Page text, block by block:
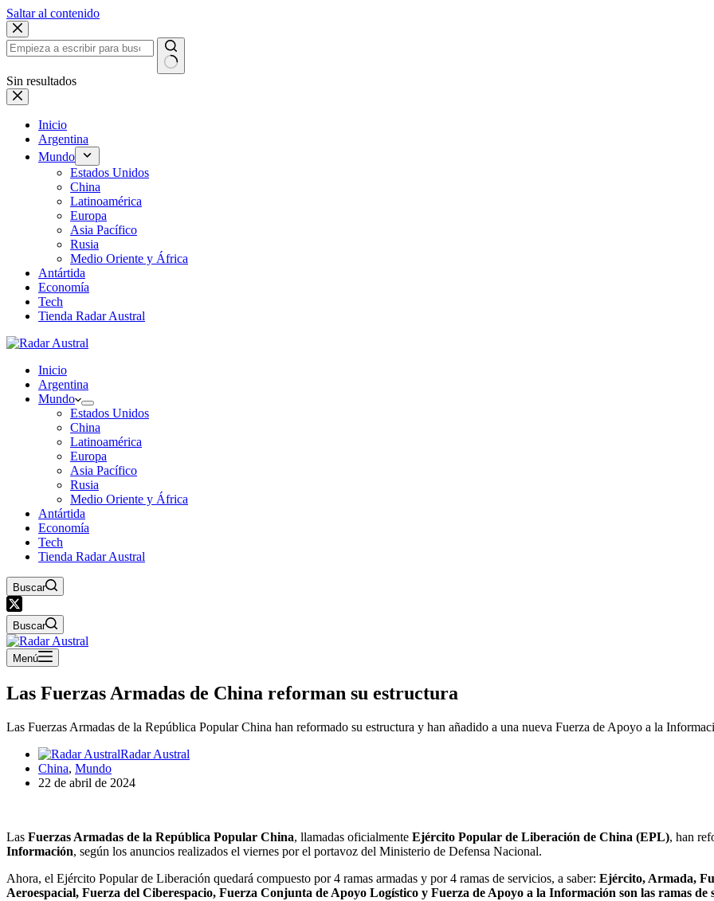
Saltar al contenido
Sin resultados
Inicio
Argentina
Mundo
Estados Unidos
China
Latinoamérica
Europa
Asia Pacífico
Rusia
Medio Oriente y África
Antártida
Economía
Tech
Tienda Radar Austral
Inicio
Argentina
Mundo
Estados Unidos
China
Latinoamérica
Europa
Asia Pacífico
Rusia
Medio Oriente y África
Antártida
Economía
Tech
Tienda Radar Austral
Buscar
Buscar
Menú
Las Fuerzas Armadas de China reforman su estructura
Las Fuerzas Armadas de la República Popular China han reformado su estructura y han añadido a una nueva Fuerza de Apoyo a la
Radar Austral
China, Mundo
22 de abril de 2024
Las Fuerzas Armadas de la República Popular China, llamadas oficialmente Ejército Popular de Liberación de China (EPL), han
Información, según los anuncios realizados el viernes por el portavoz del Ministerio de Defensa Nacional.
Ahora, el Ejército Popular de Liberación quedará compuesto por 4 ramas armadas y por 4 ramas de servicios, a saber: Ejército, Armada,
Aeroespacial, Fuerza del Ciberespacio, Fuerza Conjunta de Apoyo Logístico y Fuerza de Apoyo a la Información son las ramas de